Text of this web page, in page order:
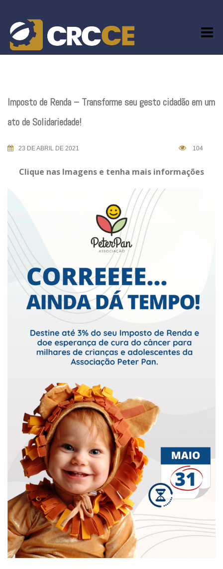
content
Imposto de Renda – Transforme seu gesto cidadão em um
ato de Solidariedade!
23 DE ABRIL DE 2021 104
Clique nas Imagens e tenha mais informações